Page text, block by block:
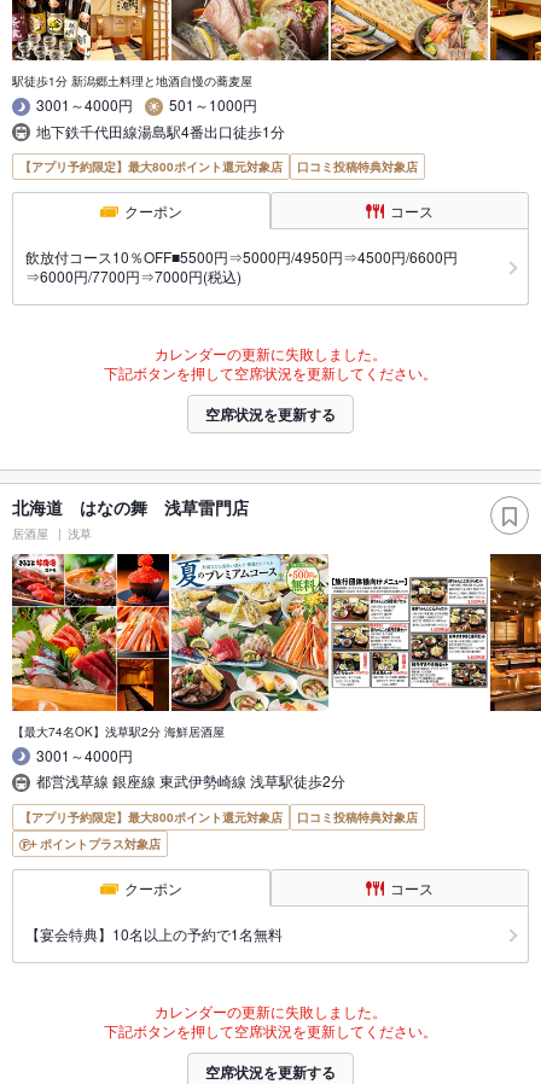
駅徒歩1分 新潟郷土料理と地酒自慢の蕎麦屋
3001～4000円
501～1000円
地下鉄千代田線湯島駅4番出口徒歩1分
【アプリ予約限定】最大800ポイント還元対象店 口コミ投稿特典対象店
クーポン コース
飲放付コース10％OFF■5500円⇒5000円/4950円⇒4500円/6600円
⇒6000円/7700円⇒7000円(税込)
カレンダーの更新に失敗しました。
下記ボタンを押して空席状況を更新してください。
空席状況を更新する
北海道 はなの舞 浅草雷門店
居酒屋 浅草
【最大74名OK】浅草駅2分 海鮮居酒屋
3001～4000円
都営浅草線 銀座線 東武伊勢崎線 浅草駅徒歩2分
【アプリ予約限定】最大800ポイント還元対象店
口コミ投稿特典対象店
ポイントプラス対象店
クーポン コース
【宴会特典】10名以上の予約で1名無料
カレンダーの更新に失敗しました。
下記ボタンを押して空席状況を更新してください。
空席状況を更新する